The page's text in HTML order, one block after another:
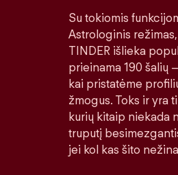
Su tokiomis
Astrologinis
TINDER išlieka
prieinama 190 šalių
kai pristatėme
žmogus. Toks ir yra
kurių kitaip niekada
truputį
jei kol kas šito